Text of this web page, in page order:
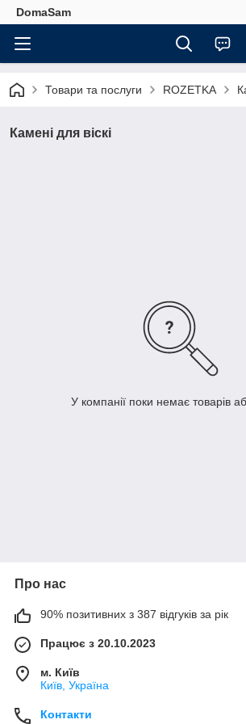
DomaSam
Товари та послуги ROZETKA
Камені для віскі
У компанії поки немає товарів
Про нас
90% позитивних з 387 відгуків за рік
Працює з 20.10.2023
м. Київ
Київ, Україна
Контакти